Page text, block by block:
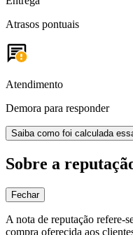
Atrasos pontuais
Atendimento
Demora para responder
Saiba como foi calculada
Sobre a
Fechar
A nota de reputação refere-
compra oferecida aos